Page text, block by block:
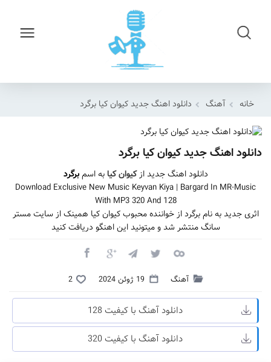
خانه آهنگ دانلود اهنگ جدید کیوان کیا برگرد
دانلود اهنگ جدید کیوان کیا برگرد
دانلود اهنگ جدید ازکیوان کیابه اسمبرگرد
Download Exclusive New Music Keyvan Kiya | Bargard In MR-Music
With MP3 320 And 128
اثری جدید به نام برگرد از خواننده محبوب کیوان کیا همینک از سایت مستر
سانگ منتشر شد و میتونید این اهنگو دریافت کنید
آهنگ 19 ژوئن 2024 2
دانلود آهنگ با کیفیت 128
دانلود آهنگ با کیفیت 320